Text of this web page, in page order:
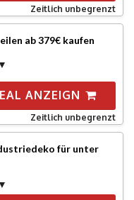
Zeitlich unbegrenzt
ab 379€ kaufen
ANZEIGN
Zeitlich unbegrenzt
für unter